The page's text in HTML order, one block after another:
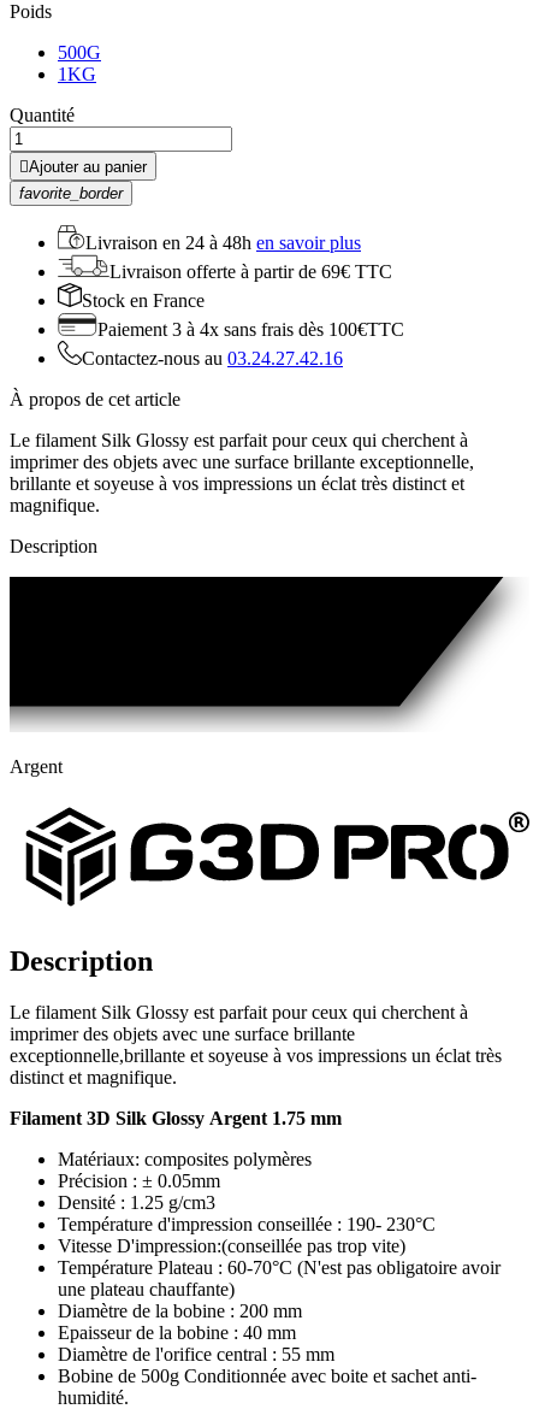
Poids
500G
1KG
Quantité
Ajouter au panier
favorite_border
Livraison en 24 à 48h en savoir plus
Livraison offerte à partir de 69€ TTC
Stock en France
Paiement 3 à 4x sans frais dès 100€TTC
Contactez-nous au 03.24.27.42.16
À propos de cet article
Le filament Silk Glossy est parfait pour ceux qui cherchent à
imprimer des objets avec une surface brillante exceptionnelle,
brillante et soyeuse à vos impressions un éclat très distinct et
magnifique.
Description
Argent
Description
Le filament Silk Glossy est parfait pour ceux qui cherchent à
imprimer des objets avec une surface brillante
exceptionnelle,brillante et soyeuse à vos impressions un éclat très
distinct et magnifique.
Filament 3D Silk Glossy Argent 1.75 mm
Matériaux: composites polymères
Précision : ± 0.05mm
Densité : 1.25 g/cm3
Température d'impression conseillée : 190- 230°C
Vitesse D'impression:(conseillée pas trop vite)
Température Plateau : 60-70°C (N'est pas obligatoire avoir
une plateau chauffante)
Diamètre de la bobine : 200 mm
Epaisseur de la bobine : 40 mm
Diamètre de l'orifice central : 55 mm
Bobine de 500g Conditionnée avec boite et sachet anti-
humidité.